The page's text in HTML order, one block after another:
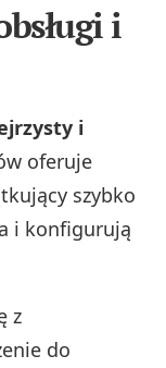
i
i
oferuje
szybko
i konfigurują
z
do